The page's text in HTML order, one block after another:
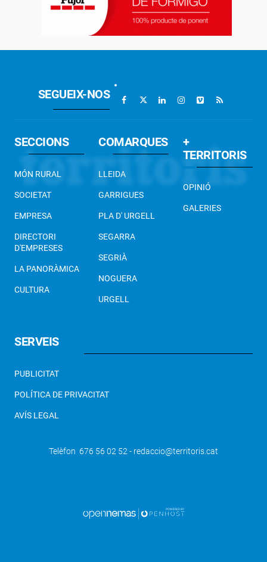
SEGUEIX-NOS
SECCIONS
MÓN RURAL
SOCIETAT
EMPRESA
DIRECTORI
D'EMPRESES
LA PANORÀMICA
CULTURA
COMARQUES
LLEIDA
GARRIGUES
PLA D' URGELL
SEGARRA
SEGRIÀ
NOGUERA
URGELL
+
TERRITORIS
OPINIÓ
GALERIES
SERVEIS
PUBLICITAT
POLÍTICA DE PRIVACITAT
AVÍS LEGAL
Telèfon 676 56 02 52 - redaccio@territoris.cat